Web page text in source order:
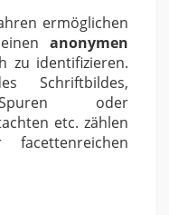
ermöglichen
anonymen
zu identifizieren.
Schriftbildes,
Spuren oder
etc. zählen